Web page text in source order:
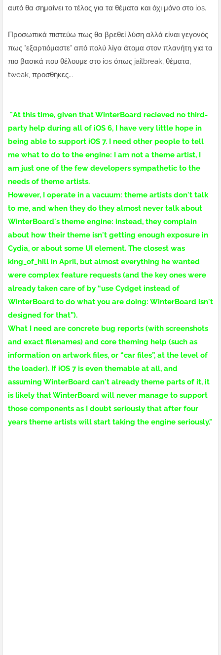
αυτό θα σημαίνει το τέλος για τα θέματα και όχι μόνο στο ios.
Προσωπικά πιστεύω πως θα βρεθεί λύση αλλά είναι γεγονός
πως "εξαρτιόμαστε" από πολύ λίγα άτομα στον πλανήτη για τα
πιο βασικά που θέλουμε στο ios όπως jailbreak, θέματα,
tweak, προσθήκες...
"At this time, given that WinterBoard recieved no third-
party help during all of iOS 6, I have very little hope in
being able to support iOS 7. I need other people to tell
me what to do to the engine: I am not a theme artist, I
am just one of the few developers sympathetic to the
needs of theme artists.
However, I operate in a vacuum: theme artists don't talk
to me, and when they do they almost never talk about
WinterBoard's theme engine: instead, they complain
about how their theme isn't getting enough exposure in
Cydia, or about some UI element. The closest was
king_of_hill in April, but almost everything he wanted
were complex feature requests (and the key ones were
already taken care of by “use Cydget instead of
WinterBoard to do what you are doing: WinterBoard isn't
designed for that”).
What I need are concrete bug reports (with screenshots
and exact filenames) and core theming help (such as
information on artwork files, or “car files”, at the level of
the loader). If iOS 7 is even themable at all, and
assuming WinterBoard can't already theme parts of it, it
is likely that WinterBoard will never manage to support
those components as I doubt seriously that after four
years theme artists will start taking the engine seriously."